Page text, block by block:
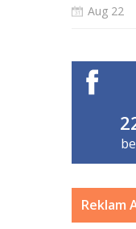
Aug 22
Reklam